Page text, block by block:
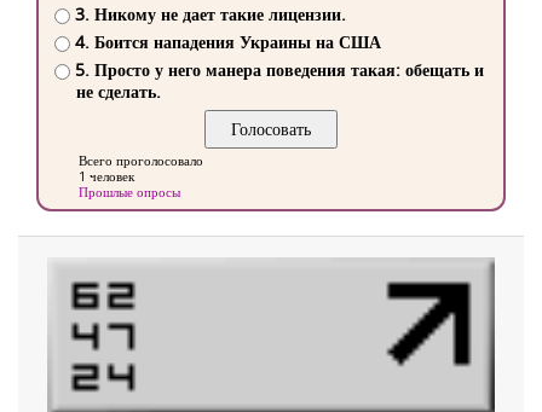
3. Никому не дает такие лицензии.
4. Боится нападения Украины на США
5. Просто у него манера поведения такая: обещать и
не сделать.
Всего проголосовало
1 человек
Прошлые опросы